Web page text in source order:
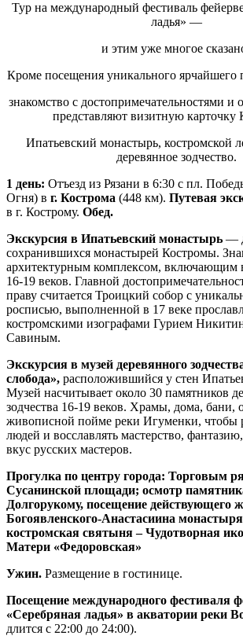
Тур на международный фестиваль
ладья» —
и этим уже многое
Кроме посещения уникального ярчайшего
знакомство с достопримечательностями и
представляют визитную карточку
Ипатьевский монастырь, костромской
деревянное зодчество.
1 день: Отъезд из Рязани в 6:30 с пл.
Огня) в г. Кострома (448 км). Путевая
в г. Кострому. Обед.
Экскурсия в Ипатьевский монастырь —
сохранившихся монастырей Костромы.
архитектурным комплексом, включающим
16-19 веков. Главной
праву считается Троицкий собор с
росписью, выполненной в 17 веке
костромскими изографами Гурием
Савиным.
Экскурсия в музей деревянного
слобода», расположившийся у стен
Музей насчитывает около 30 памятников
зодчества 16-19 веков. Храмы, дома, бани,
живописной пойме реки Игуменки, чтобы
людей и восславлять мастерство,
вкус русских мастеров.
Прогулка по центру города: Торговым
Сусанинской площади; осмотр
Долгорукому, посещение действующего
Богоявленского-Анастасиина
костромская святыня – Чудотворная
Матери «Федоровская»
Ужин. Размещение в гостинице.
Посещение международного фестиваля
«Серебряная ладья» в акватории реки
длится с 22:00 до 24:00).